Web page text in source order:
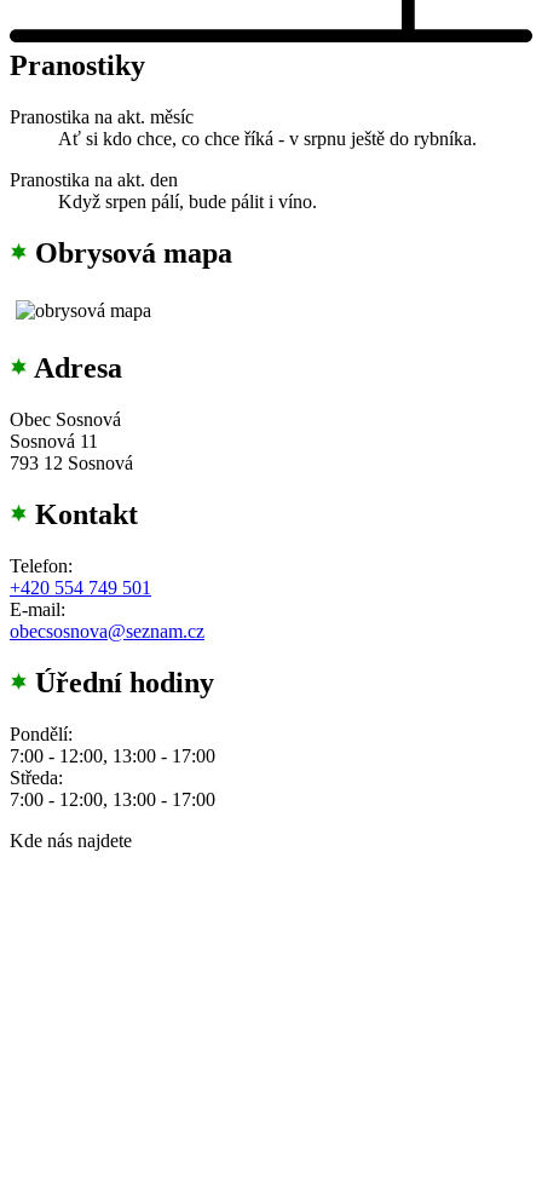
Pranostiky
Pranostika na akt. měsíc
Ať si kdo chce, co chce říká - v srpnu ještě do rybníka.
Pranostika na akt. den
Když srpen pálí, bude pálit i víno.
Obrysová mapa
Adresa
Obec Sosnová
Sosnová 11
793 12 Sosnová
Kontakt
Telefon:
+420 554 749 501
E-mail:
obecsosnova@seznam.cz
Úřední hodiny
Pondělí:
7:00 - 12:00, 13:00 - 17:00
Středa:
7:00 - 12:00, 13:00 - 17:00
Kde nás najdete